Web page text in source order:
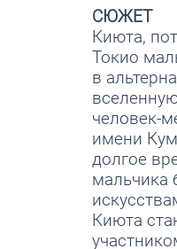
СЮЖЕТ
Киюта,
Токио
в
человек-
имени
долгое
мальчика
Киюта